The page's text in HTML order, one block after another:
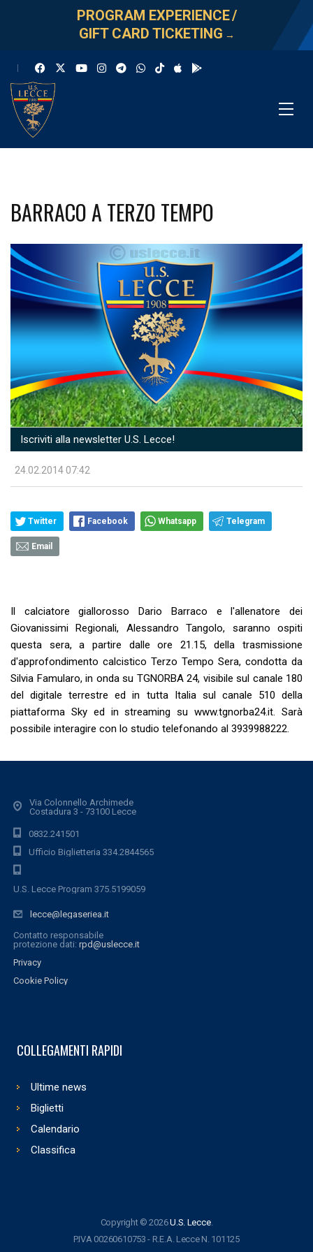
PROGRAM EXPERIENCE/
GIFT CARD TICKETING →
BARRACO A TERZO TEMPO
Iscriviti alla newsletter U.S. Lecce!
24.02.2014 07:42
Twitter Facebook Whatsapp Telegram
Email
Il calciatore giallorosso Dario Barraco e l'allenatore dei
Giovanissimi Regionali, Alessandro Tangolo, saranno ospiti
questa sera, a partire dalle ore 21.15, della trasmissione
d'approfondimento calcistico Terzo Tempo Sera, condotta da
Silvia Famularo, in onda su TGNORBA 24, visibile sul canale 180
del digitale terrestre ed in tutta Italia sul canale 510 della
piattaforma Sky ed in streaming su www.tgnorba24.it. Sarà
possibile interagire con lo studio telefonando al 3939988222.
Via Colonnello Archimede
Costadura 3 - 73100 Lecce
0832.241501
Ufficio Biglietteria 334.2844565
U.S. Lecce Program 375.5199059
lecce@legaseriea.it
Contatto responsabile
protezione dati: rpd@uslecce.it
Privacy
Cookie Policy
COLLEGAMENTI RAPIDI
Ultime news
Biglietti
Calendario
Classifica
Copyright © 2026U.S. Lecce.
P.IVA 00260610753 - R.E.A. Lecce N. 101125